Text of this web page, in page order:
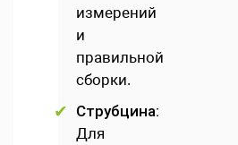
измерений
и
правильной
сборки.
Струбцина:
Для